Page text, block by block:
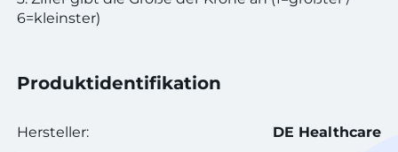
6=kleinster)
Produktidentifikation
Hersteller: DE Healthcare